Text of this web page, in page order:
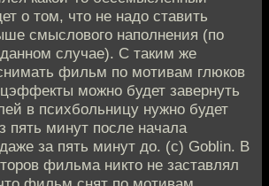
о том, что не надо ставить
смыслового наполнения (по
случае). С таким же
фильм по мотивам глюков
можно будет завернуть
в психбольницу нужно будет
пять минут после начала
за пять минут до. (с) Goblin. В
фильма никто не заставлял